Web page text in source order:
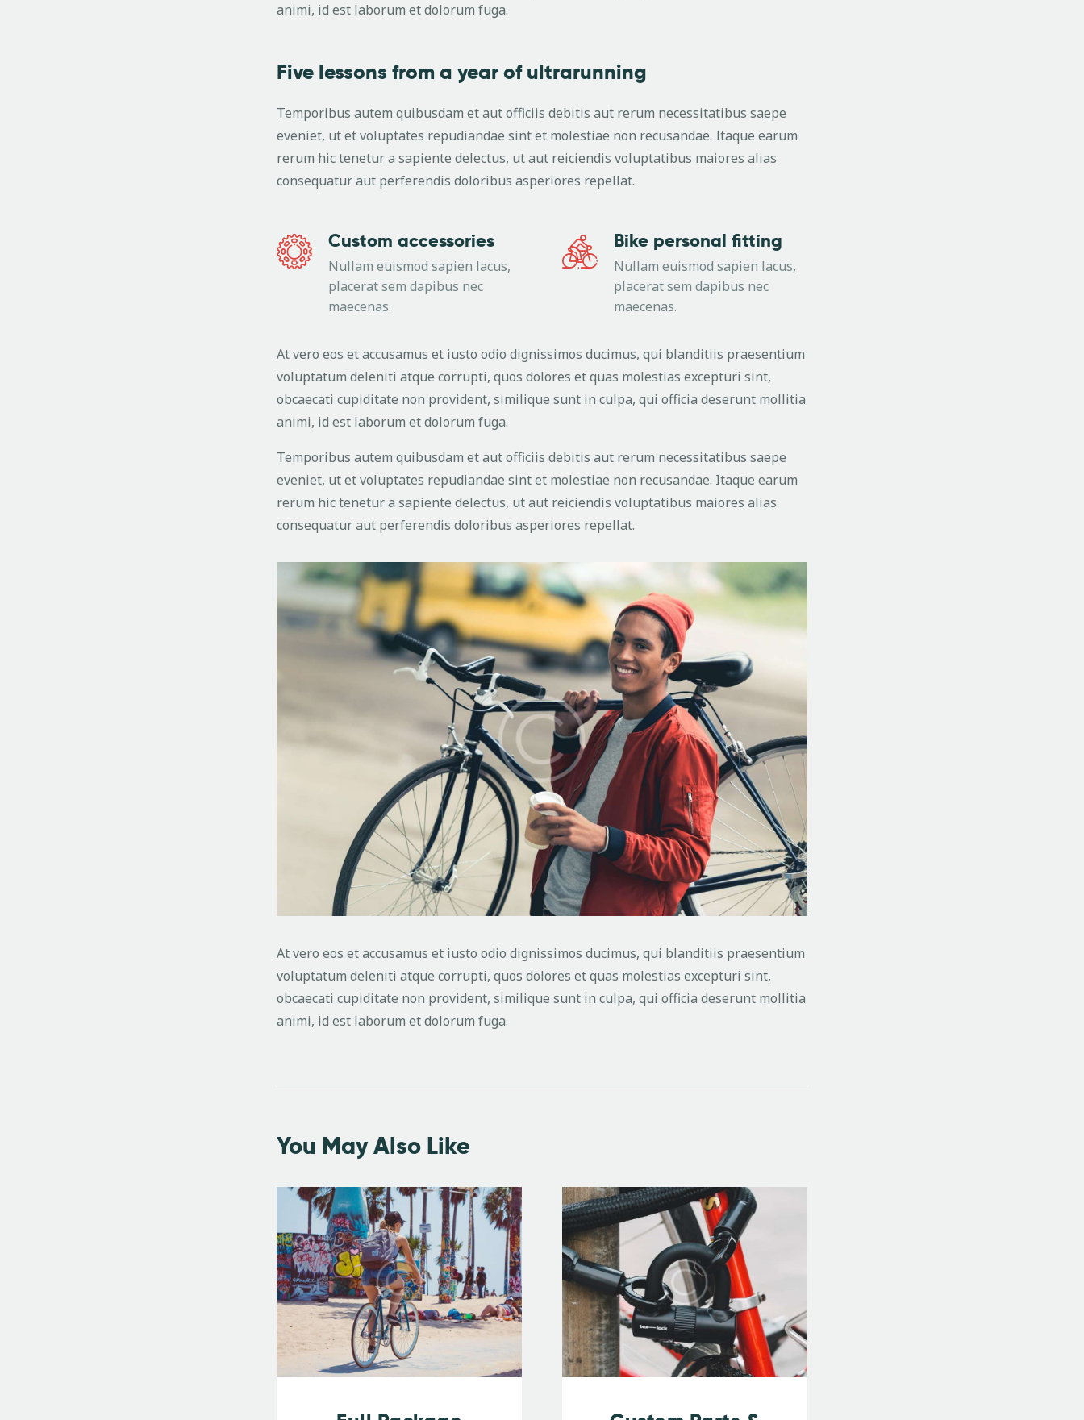
animi, id est laborum et dolorum fuga.
Five lessons from a year of ultrarunning
Temporibus autem quibusdam et aut officiis debitis aut rerum necessitatibus saepe
eveniet, ut et voluptates repudiandae sint et molestiae non recusandae. Itaque earum
rerum hic tenetur a sapiente delectus, ut aut reiciendis voluptatibus maiores alias
consequatur aut perferendis doloribus asperiores repellat.
Custom accessories
Nullam euismod sapien lacus,
placerat sem dapibus nec
maecenas.
Bike personal fitting
Nullam euismod sapien lacus,
placerat sem dapibus nec
maecenas.
At vero eos et accusamus et iusto odio dignissimos ducimus, qui blanditiis praesentium
voluptatum deleniti atque corrupti, quos dolores et quas molestias excepturi sint,
obcaecati cupiditate non provident, similique sunt in culpa, qui officia deserunt mollitia
animi, id est laborum et dolorum fuga.
Temporibus autem quibusdam et aut officiis debitis aut rerum necessitatibus saepe
eveniet, ut et voluptates repudiandae sint et molestiae non recusandae. Itaque earum
rerum hic tenetur a sapiente delectus, ut aut reiciendis voluptatibus maiores alias
consequatur aut perferendis doloribus asperiores repellat.
At vero eos et accusamus et iusto odio dignissimos ducimus, qui blanditiis praesentium
voluptatum deleniti atque corrupti, quos dolores et quas molestias excepturi sint,
obcaecati cupiditate non provident, similique sunt in culpa, qui officia deserunt mollitia
animi, id est laborum et dolorum fuga.
You May Also Like